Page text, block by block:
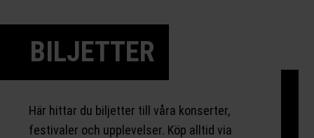
BILJETTER
Här hittar du biljetter till våra konserter,
festivaler och upplevelser. Köp alltid via